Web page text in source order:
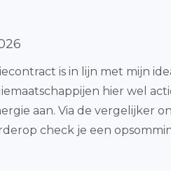
is in lijn met mijn
hier wel
aan. Via de
check je een